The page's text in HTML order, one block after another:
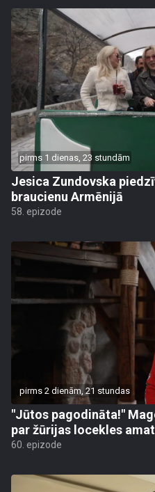
pirms 1 dienas, 23 stundām
Jesica Zundovska
braucienu Armēnijā
58. epizode
pirms 2 dienām, 21 stundas
"Jūtos pagodināta!"
par žūrijas locekles
60. epizode